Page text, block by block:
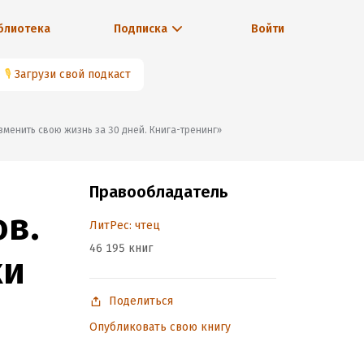
Подписка Войти
🎙 Загрузи свой подкаст
свою жизнь за 30 дней. Книга-тренинг»
Правообладатель
ЛитРес: чтец
46 195 книг
Поделиться
Опубликовать свою книгу